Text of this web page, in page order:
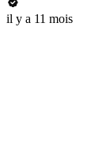
il y a 11 mois